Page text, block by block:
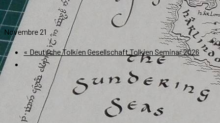
Novembre 21
« Deutsche Tolkien Gesellschaft Tolkien Seminar 2026